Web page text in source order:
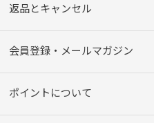
返品とキャンセル
会員登録・メールマガジン
ポイントについて